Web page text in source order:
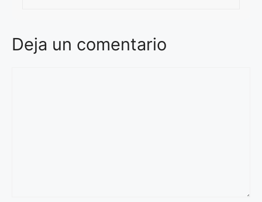
Deja un comentario